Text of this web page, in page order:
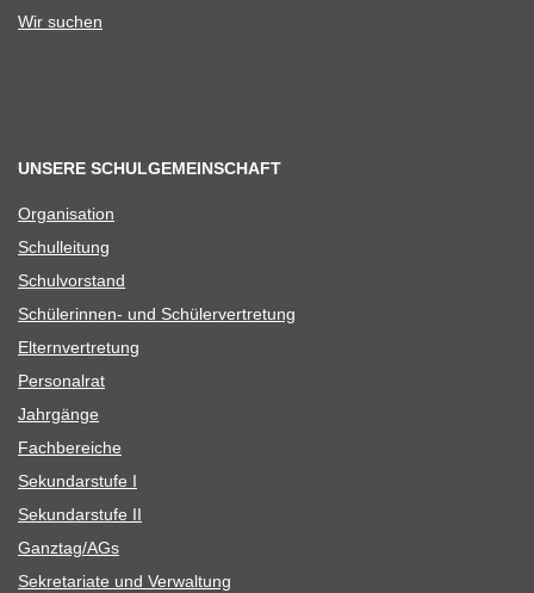
Wir suchen
UNSERE SCHULGEMEINSCHAFT
Orga­ni­sa­tion
Schul­lei­tung
Schul­vor­stand
Schü­le­rin­nen- und Schülervertretung
Eltern­ver­tre­tung
Per­so­nal­rat
Jahr­gänge
Fach­be­rei­che
Sekun­dar­stufe I
Sekun­dar­stufe II
Ganztag/​​AGs
Sekre­ta­riate und Verwaltung